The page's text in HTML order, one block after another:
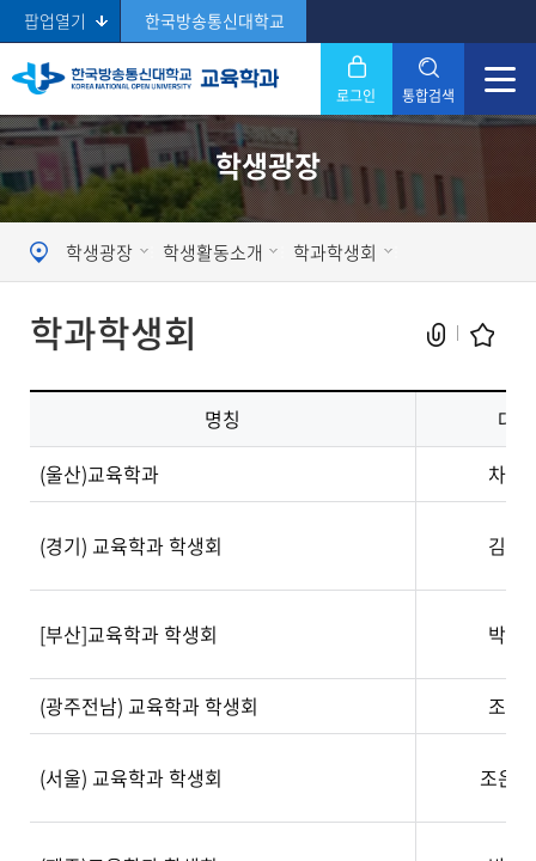
팝업열기 한국방송통신대학교
로그인 통합검색
Search 닫기
학생광장
학생광장 학생활동소개 학과학생회
학과학생회
명칭
대표
(울산)교육학과
차혜
(경기) 교육학과 학생회 김미
[부산]교육학과 학생회 박서
(광주전남) 교육학과 학생회 조수
(서울) 교육학과 학생회 조은